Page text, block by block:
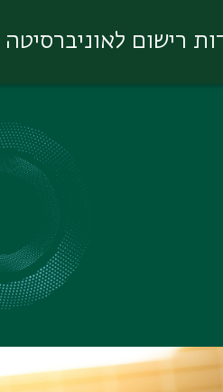
רישום לאוניברסיטה